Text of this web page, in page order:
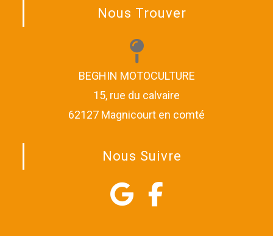
Nous Trouver
BEGHIN MOTOCULTURE
15, rue du calvaire
62127 Magnicourt en comté
Nous Suivre